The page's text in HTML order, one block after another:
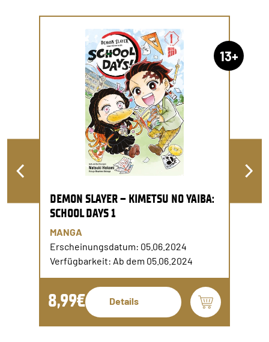
13+
DEMON SLAYER – KIMETSU NO YAIBA:
SCHOOL DAYS 1
MANGA
Erscheinungsdatum: 05.06.2024
Verfügbarkeit: Ab dem 05.06.2024
8,99€ Details